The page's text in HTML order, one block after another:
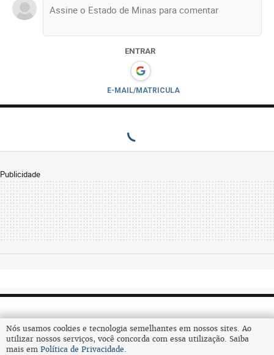
ENTRAR
E-MAIL/MATRICULA
Publicidade
Assine
Nós usamos cookies e tecnologia semelhantes em nossos sites. Ao
utilizar nossos serviços, você concorda com essa utilização. Saiba
mais em Política de Privacidade.